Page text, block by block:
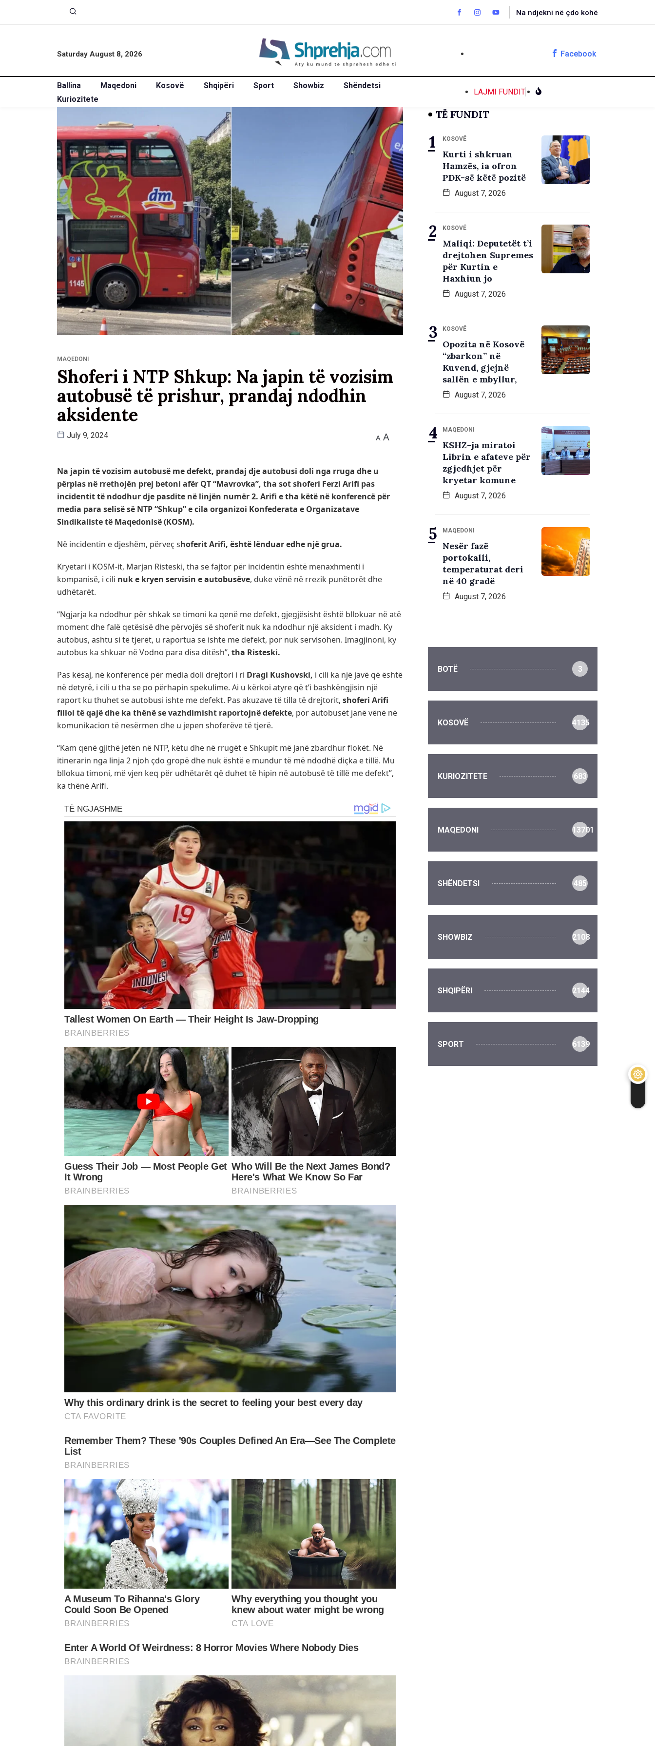
Na ndjekni në çdo kohë
Saturday August 8, 2026 Facebook
Ballina Maqedoni Kosovë Shqipëri Sport Showbiz
Shëndetsi
Kuriozitete
LAJMI FUNDIT
MAQEDONI
Shoferi i NTP Shkup: Na japin të vozisim
autobusë të prishur, prandaj ndodhin
aksidente
July 9, 2024 A A
Na japin të vozisim autobusë me defekt, prandaj dje autobusi doli nga rruga dhe u
përplas në rrethojën prej betoni afër QT “Mavrovka”, tha sot shoferi Ferzi Arifi pas
incidentit të ndodhur dje pasdite në linjën numër 2. Arifi e tha këtë në konferencë për
media para selisë së NTP “Shkup” e cila organizoi Konfederata e Organizatave
Sindikaliste të Maqedonisë (KOSM).
Në incidentin e djeshëm, përveç shoferit Arifi, është lënduar edhe një grua.
Kryetari i KOSM-it, Marjan Risteski, tha se fajtor për incidentin është menaxhmenti i
kompanisë, i cili nuk e kryen servisin e autobusëve, duke vënë në rrezik punëtorët dhe
udhëtarët.
“Ngjarja ka ndodhur për shkak se timoni ka qenë me defekt, gjegjësisht është bllokuar në atë
moment dhe falë qetësisë dhe përvojës së shoferit nuk ka ndodhur një aksident i madh. Ky
autobus, ashtu si të tjerët, u raportua se ishte me defekt, por nuk servisohen. Imagjinoni, ky
autobus ka shkuar në Vodno para disa ditësh”, tha Risteski.
Pas kësaj, në konferencë për media doli drejtori i ri Dragi Kushovski, i cili ka një javë që është
në detyrë, i cili u tha se po përhapin spekulime. Ai u kërkoi atyre që t’i bashkëngjisin një
raport ku thuhet se autobusi ishte me defekt. Pas akuzave të tilla të drejtorit, shoferi Arifi
filloi të qajë dhe ka thënë se vazhdimisht raportojnë defekte, por autobusët janë vënë në
komunikacion të nesërmen dhe u jepen shoferëve të tjerë.
“Kam qenë gjithë jetën në NTP, këtu dhe në rrugët e Shkupit më janë zbardhur flokët. Në
itinerarin nga linja 2 njoh çdo gropë dhe nuk është e mundur të më ndodhë diçka e tillë. Mu
bllokua timoni, më vjen keq për udhëtarët që duhet të hipin në autobusë të tillë me defekt”,
ka thënë Arifi.
TË FUNDIT
KOSOVË
Kurti i shkruan
Hamzës, ia ofron
PDK-së këtë pozitë
August 7, 2026
KOSOVË
Maliqi: Deputetët t’i
drejtohen Supremes
për Kurtin e
Haxhiun jo
August 7, 2026
KOSOVË
Opozita në Kosovë
“zbarkon” në
Kuvend, gjejnë
sallën e mbyllur,
August 7, 2026
MAQEDONI
KSHZ-ja miratoi
Librin e afateve për
zgjedhjet për
kryetar komune
August 7, 2026
MAQEDONI
Nesër fazë
portokalli,
temperaturat deri
në 40 gradë
August 7, 2026
BOTË 3
KOSOVË 4135
KURIOZITETE 683
MAQEDONI 13701
SHËNDETSI 485
SHOWBIZ 2108
SHQIPËRI 2144
SPORT 6139